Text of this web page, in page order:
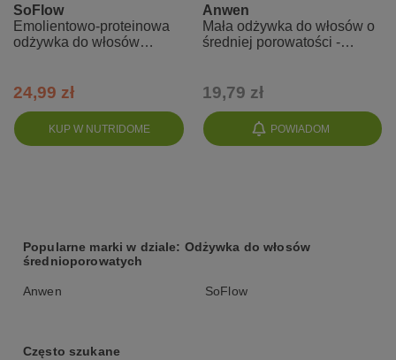
KUP W NUTRIDOME
SoFlow
Emolientowo-proteinowa
odżywka do włosów
24,99 zł
POWIADOM
Anwen
Mała odżywka do włosów o
średniej porowatości -
19,79 zł
Popularne marki w dziale: Odżywka do włosów
średnioporowatych
Anwen SoFlow
Często szukane